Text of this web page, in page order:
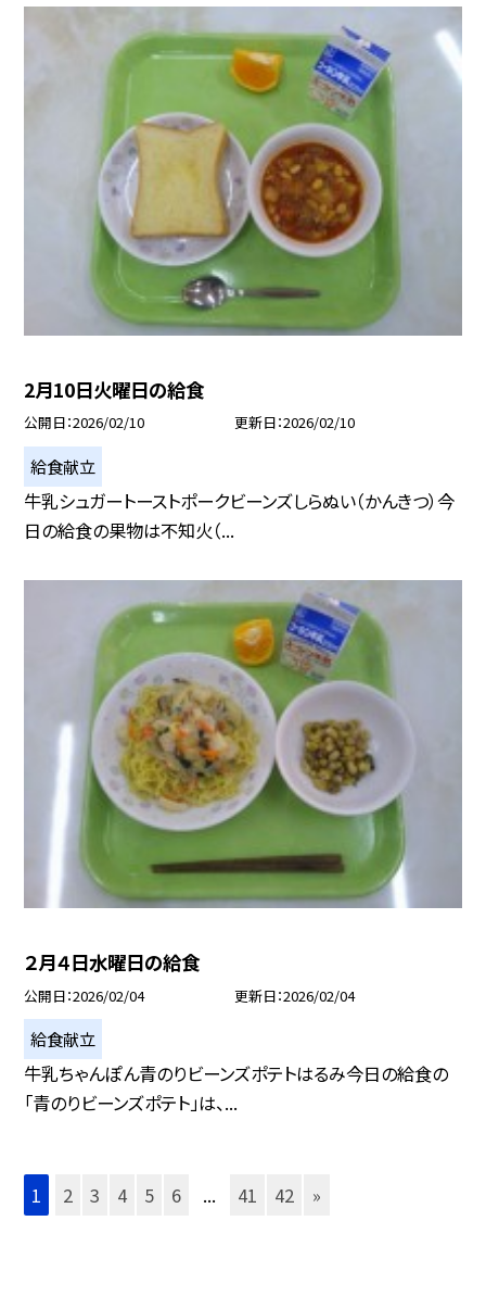
2月10日火曜日の給食
公開日 2026/02/10 更新日 2026/02/10
給食献立
牛乳シュガートーストポークビーンズしらぬい（かんきつ）今
日の給食の果物は不知火（...
２月４日水曜日の給食
公開日 2026/02/04 更新日 2026/02/04
給食献立
牛乳ちゃんぽん青のりビーンズポテトはるみ今日の給食の
「青のりビーンズポテト」は、...
1 2 3 4 5 6 ... 41 42 »